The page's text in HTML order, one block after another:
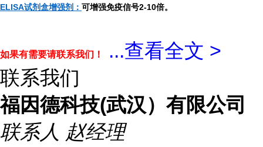
ELISA试剂盒增强剂： 可增强免疫信号2-10倍。
如果有需要请联系我们！ ...查看全文 >
联系我们
福因德科技(武汉）有限公司
联系人 赵经理